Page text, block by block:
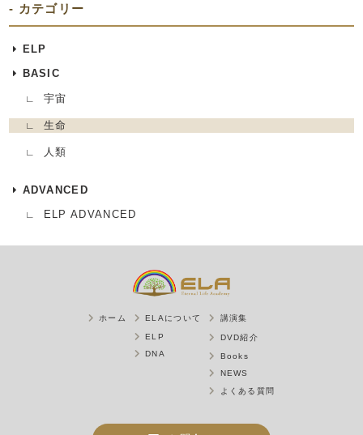
カテゴリー
ELP
BASIC
宇宙
生命
人類
ADVANCED
ELP ADVANCED
ホーム ELAについて
ELP
DNA
講演集
DVD紹介
Books
NEWS
よくある質問